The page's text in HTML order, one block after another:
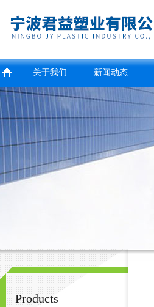
宁波君益塑业有限公司
关于我们 新闻动态
Products